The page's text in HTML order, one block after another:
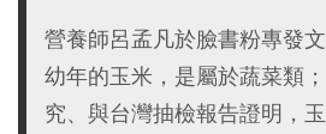
營養師呂孟凡於臉書粉專發
幼年的玉米，是屬於蔬菜類
究、與台灣抽檢報告證明，